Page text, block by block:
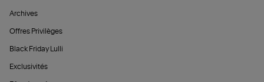
Archives
Offres Privilèges
Black Friday Lulli
Exclusivités